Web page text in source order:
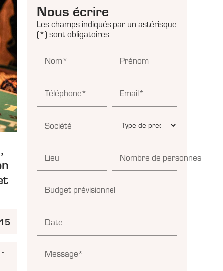
Nous écrire
Les champs indiqués par un astérisque
(*) sont obligatoires
Nom* Prénom
Téléphone* Email*
Société
Lieu Nombre de personnes
Budget prévisionnel
Date
Message*